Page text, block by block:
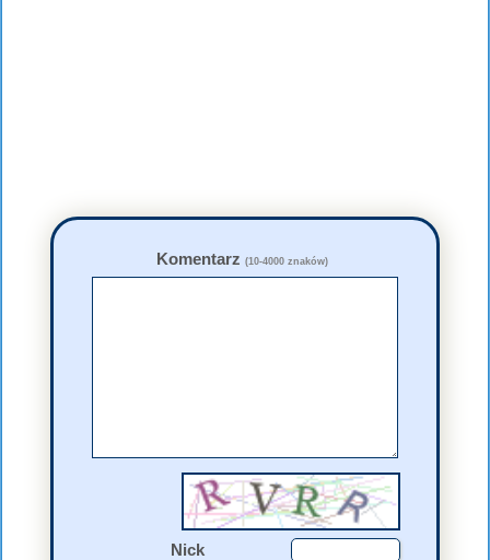
Komentarz (10-4000 znaków)
Nick